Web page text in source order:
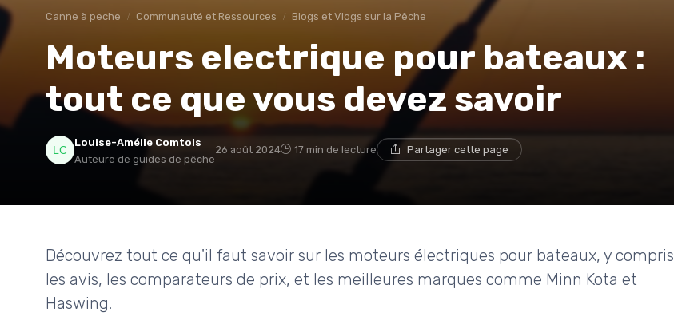
Canne à peche Communauté et Ressources Blogs et Vlogs sur la Pêche
Moteurs electrique pour bateaux :
tout ce que vous devez savoir
Louise-Amélie Comtois
Auteure de guides de pêche
26 août 2024 17 min de lecture Partager cette page
Découvrez tout ce qu'il faut savoir sur les moteurs électriques pour bateaux, y compris
les avis, les comparateurs de prix, et les meilleures marques comme Minn Kota et
Haswing.